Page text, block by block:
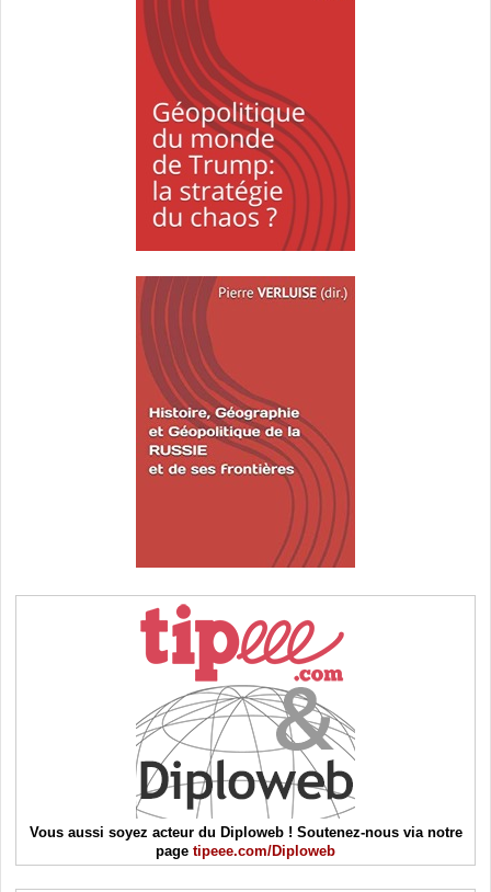
Vous aussi soyez acteur du Diploweb ! Soutenez-nous via notre
page tipeee.com/Diploweb